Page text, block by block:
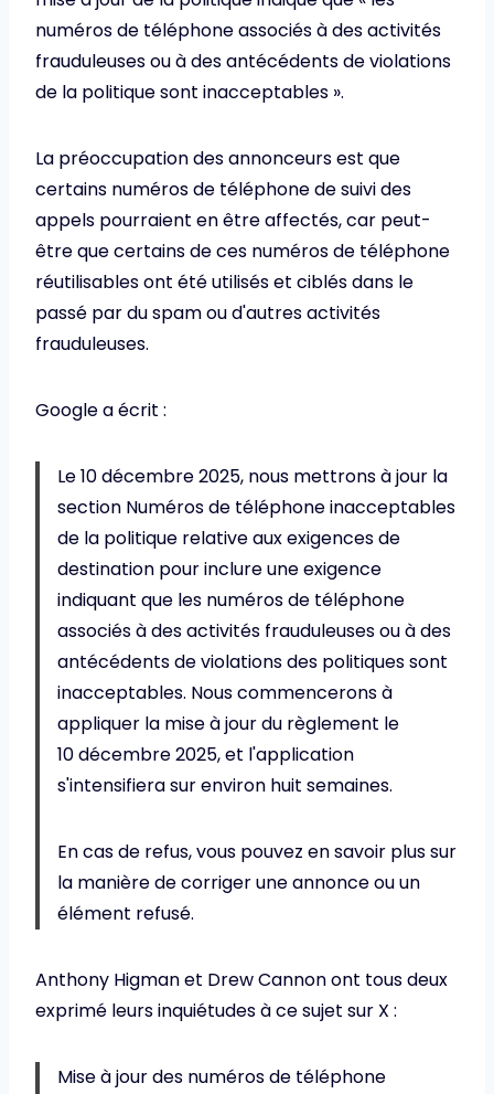
numéros de téléphone associés à des activités
frauduleuses ou à des antécédents de violations
de la politique sont inacceptables ».
La préoccupation des annonceurs est que
certains numéros de téléphone de suivi des
appels pourraient en être affectés, car peut-
être que certains de ces numéros de téléphone
réutilisables ont été utilisés et ciblés dans le
passé par du spam ou d'autres activités
frauduleuses.
Google a écrit :
Le 10 décembre 2025, nous mettrons à jour la
section Numéros de téléphone inacceptables
de la politique relative aux exigences de
destination pour inclure une exigence
indiquant que les numéros de téléphone
associés à des activités frauduleuses ou à des
antécédents de violations des politiques sont
inacceptables. Nous commencerons à
appliquer la mise à jour du règlement le
10 décembre 2025, et l'application
s'intensifiera sur environ huit semaines.
En cas de refus, vous pouvez en savoir plus sur
la manière de corriger une annonce ou un
élément refusé.
Anthony Higman et Drew Cannon ont tous deux
exprimé leurs inquiétudes à ce sujet sur X :
Mise à jour des numéros de téléphone